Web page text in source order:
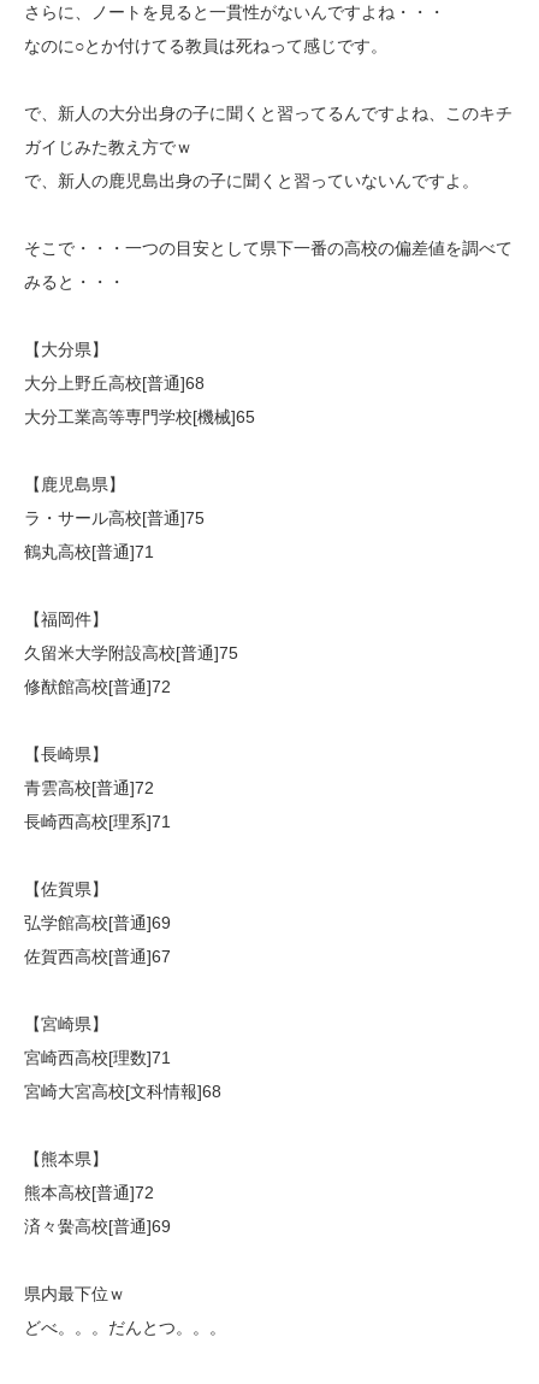
さらに、ノートを見ると一貫性がないんですよね・・・
なのに○とか付けてる教員は死ねって感じです。
で、新人の大分出身の子に聞くと習ってるんですよね、このキチ
ガイじみた教え方でｗ
で、新人の鹿児島出身の子に聞くと習っていないんですよ。
そこで・・・一つの目安として県下一番の高校の偏差値を調べて
みると・・・
【大分県】
大分上野丘高校[普通]68
大分工業高等専門学校[機械]65
【鹿児島県】
ラ・サール高校[普通]75
鶴丸高校[普通]71
【福岡件】
久留米大学附設高校[普通]75
修猷館高校[普通]72
【長崎県】
青雲高校[普通]72
長崎西高校[理系]71
【佐賀県】
弘学館高校[普通]69
佐賀西高校[普通]67
【宮崎県】
宮崎西高校[理数]71
宮崎大宮高校[文科情報]68
【熊本県】
熊本高校[普通]72
済々黌高校[普通]69
県内最下位ｗ
どべ。。。だんとつ。。。